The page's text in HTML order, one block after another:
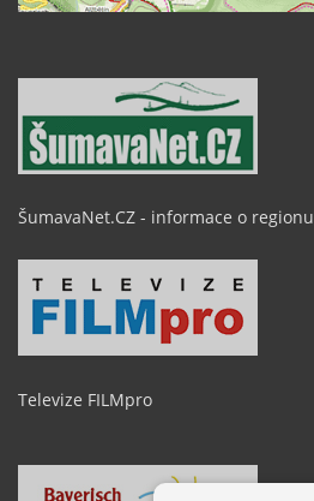
ŠumavaNet.CZ - informace o regionu
Televize FILMpro